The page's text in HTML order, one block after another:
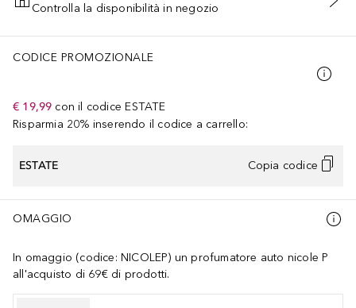
AGGIUNGI AL CARRELLO
Controlla la disponibilità in negozio
CODICE PROMOZIONALE
€ 19,99 con il codice ESTATE
Risparmia 20% inserendo il codice a carrello:
ESTATE Copia codice
OMAGGIO
In omaggio (codice: NICOLEP) un profumatore auto nicole P
all'acquisto di 69€ di prodotti.